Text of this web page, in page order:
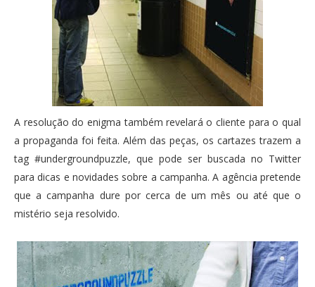
A resolução do enigma também revelará o cliente para o qual
a propaganda foi feita. Além das peças, os cartazes trazem a
tag #undergroundpuzzle, que pode ser buscada no Twitter
para dicas e novidades sobre a campanha. A agência pretende
que a campanha dure por cerca de um mês ou até que o
mistério seja resolvido.